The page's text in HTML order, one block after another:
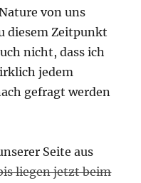
von uns
diesem Zeitpunkt
nicht, dass ich
jedem
gefragt werden
Seite aus
liegen jetzt beim